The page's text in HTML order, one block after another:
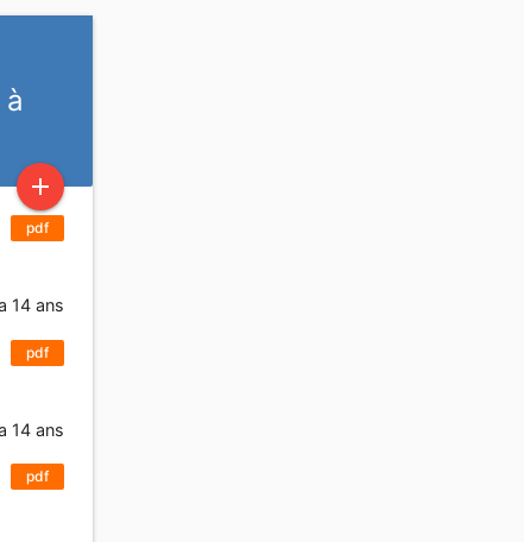
add
pdf
14 ans
pdf
14 ans
pdf